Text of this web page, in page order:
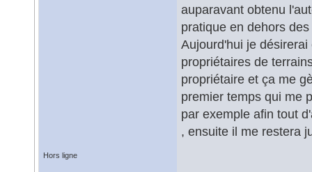
auparavant obtenu
pratique en dehors
Aujourd'hui je
propriétaires de
propriétaire et ça me
premier temps qui me
par exemple afin tout
, ensuite il me restera
Hors ligne